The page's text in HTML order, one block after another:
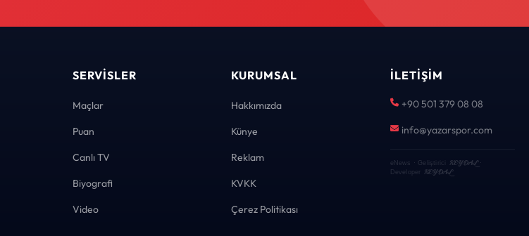
SERVISLER
Maçlar
Puan
Canlı TV
Biyografi
Video
KURUMSAL
Hakkımızda
Künye
Reklam
KVKK
Çerez Politikası
İLETIŞIM
+90 501 379 08 08
info@yazarspor.com
eNews · Geliştirici KEYDAL·
Developer KEYDAL